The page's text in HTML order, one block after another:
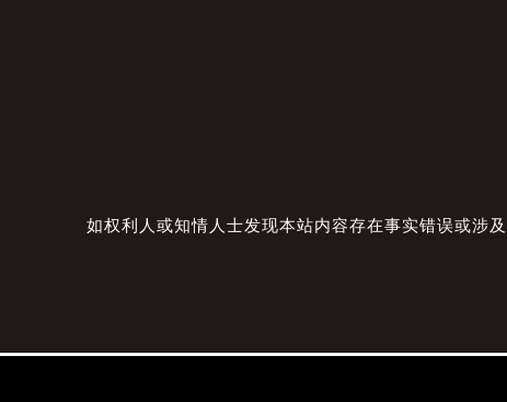
如权利人或知情人士发现本站内容存在事实错误或涉